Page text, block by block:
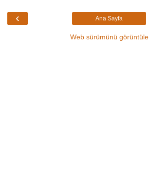
‹ Ana Sayfa
Web sürümünü görüntüle